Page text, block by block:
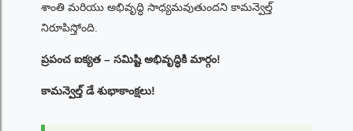
శాంతి మరియు అభివృద్ధి సాధ్యమవుతుందని కామన్వెల్త్
నిరూపిస్తోంది.
ప్రపంచ ఐక్యత – సమిష్టి అభివృద్ధికి మార్గం!
కామన్వెల్త్ డే శుభాకాంక్షలు!